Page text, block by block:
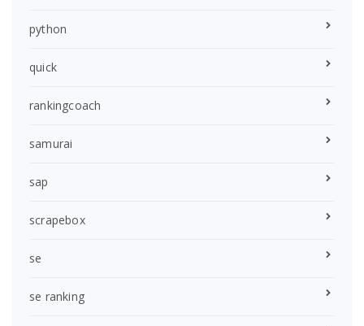
python
quick
rankingcoach
samurai
sap
scrapebox
se
se ranking